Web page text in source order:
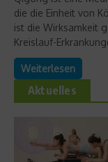
die die Einheit von
ist die Wirksamkeit
Kreislauf-
Weiterlesen
Aktuelles